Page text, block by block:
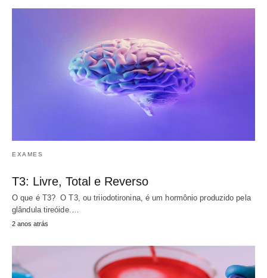
EXAMES
T3: Livre, Total e Reverso
O que é T3? O T3, ou triiodotironina, é um hormônio produzido pela
glândula tireóide.…
2 anos atrás